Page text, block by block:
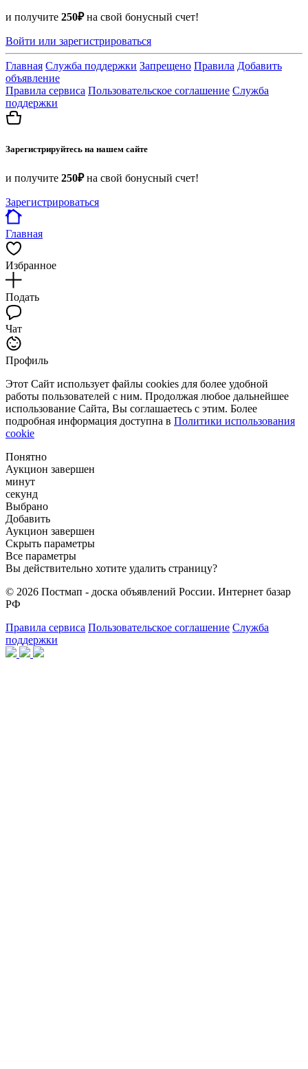
и получите 250₽на свой бонусный счет!
Войти или зарегистрироваться
Главная Служба поддержки Запрещено Правила Добавить
объявление
Правила сервиса Пользовательское соглашение Служба
поддержки
Зарегистрируйтесь на нашем сайте
и получите 250₽на свой бонусный счет!
Зарегистрироваться
Главная
Избранное
Подать
Чат
Профиль
Этот Сайт использует файлы cookies для более удобной
работы пользователей с ним. Продолжая любое дальнейшее
использование Сайта, Вы соглашаетесь с этим. Более
подробная информация доступна в Политики использования
cookie
Понятно
Аукцион завершен
минут
секунд
Выбрано
Добавить
Аукцион завершен
Скрыть параметры
Все параметры
Вы действительно хотите удалить страницу?
© 2026 Постмап - доска объявлений России. Интернет базар
РФ
Правила сервиса Пользовательское соглашение Служба
поддержки